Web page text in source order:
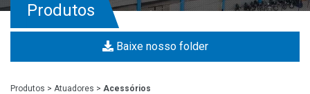
Produtos
Baixe nosso folder
Produtos > Atuadores > Acessórios